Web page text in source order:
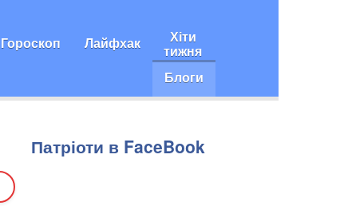
Гороскоп Лайфхак Хіти
тижня
Блоги
Патріоти в FaceBook